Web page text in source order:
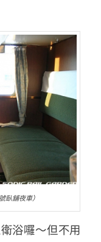
臥舖夜車）
浴囉～但不用